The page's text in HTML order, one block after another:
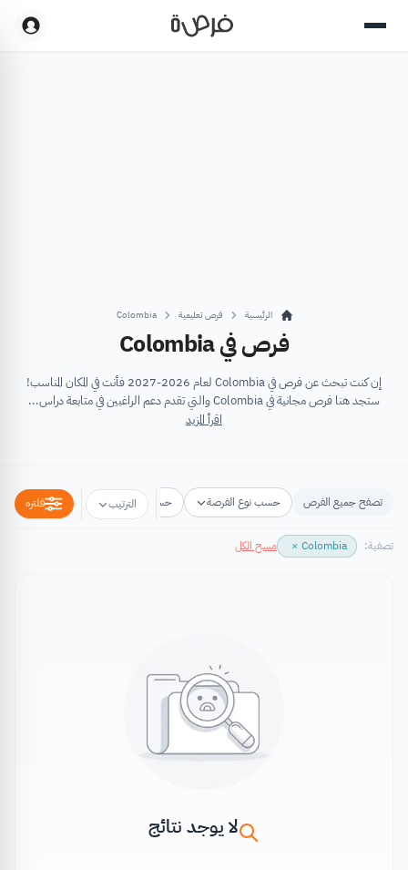
الرئيسية فرص تعليمية Colombia
فرص في Colombia
إن كنت تبحث عن فرص في Colombia لعام 2026-2027 فأنت في المكان المناسب!
ستجد هنا فرص مجانية في Colombia والتي تقدم دعم الراغبين في متابعة دراس...
اقرأ المزيد
تصفح جميع الفرص حسب نوع الفرصة حسب مكان الفرصة حسب الترتيب فلتره
تصفية: Colombia
× مسح الكل
لا يوجد نتائج